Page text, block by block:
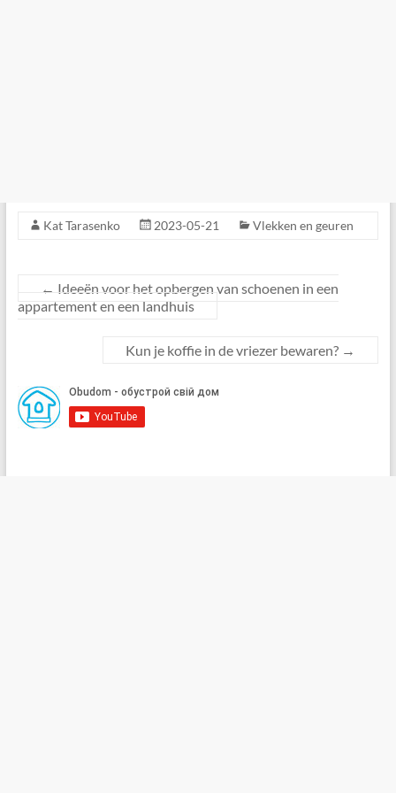
Kat Tarasenko 2023-05-21 Vlekken en geuren
← Ideeën voor het opbergen van schoenen in een
appartement en een landhuis
Kun je koffie in de vriezer bewaren? →